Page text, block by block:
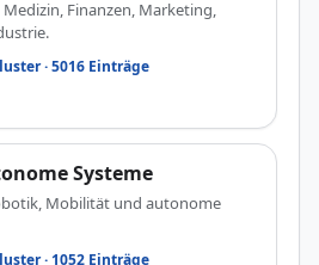
Finanzen, Marketing,
· 5016 Einträge
Systeme
Mobilität und autonome
· 1052 Einträge